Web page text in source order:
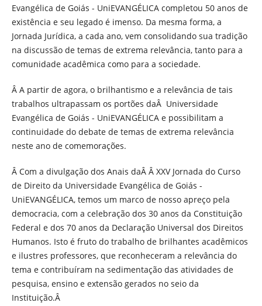
Evangélica de Goiás - UniEVANGÉLICA completou 50 anos de
existência e seu legado é imenso. Da mesma forma, a
Jornada Jurídica, a cada ano, vem consolidando sua tradição
na discussão de temas de extrema relevância, tanto para a
comunidade acadêmica como para a sociedade.
Â A partir de agora, o brilhantismo e a relevância de tais
trabalhos ultrapassam os portões daÂ Universidade
Evangélica de Goiás - UniEVANGÉLICA e possibilitam a
continuidade do debate de temas de extrema relevância
neste ano de comemorações.
Â Com a divulgação dos Anais daÂ Â XXV Jornada do Curso
de Direito da Universidade Evangélica de Goiás -
UniEVANGÉLICA, temos um marco de nosso apreço pela
democracia, com a celebração dos 30 anos da Constituição
Federal e dos 70 anos da Declaração Universal dos Direitos
Humanos. Isto é fruto do trabalho de brilhantes acadêmicos
e ilustres professores, que reconheceram a relevância do
tema e contribuíram na sedimentação das atividades de
pesquisa, ensino e extensão gerados no seio da
Instituição.Â